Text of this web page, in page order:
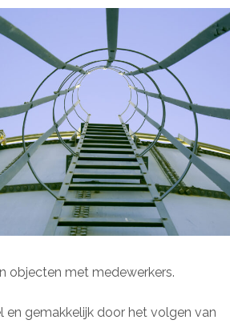
objecten met medewerkers.
gemakkelijk door het volgen van